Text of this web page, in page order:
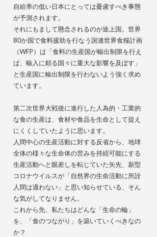
自給率の低い日本にとっては憂慮すべき事態
が予測されます。
それにもまして懸念されるのが途上国。世界
80か国で食料援助を行なう国連世界食糧計画
（WFP）は「食料の生産国が輸出制限を行え
ば、輸入に頼る国々に重大な影響を及ぼす」
と生産国に輸出制限を行わないよう強く求め
ています。
第二次世界大戦後に進行した人為的・工業的
な食の生産は、食材や食品を生命として捉え
にくくしていたように思います。
人間中心の生産活動に対する反省から、地球
全体の様々な生命体の営みを持続可能にする
生産活動へと眼差しを転じていた矢先、新型
コロナウイルスが「自然界の生命活動に所詮
人間は適わない」と思い知らせている、そん
な気がしてなりません。
これから先、私たちはどんな「生命の輪」
を、「食のつながり」を築いていくべきなの
か？